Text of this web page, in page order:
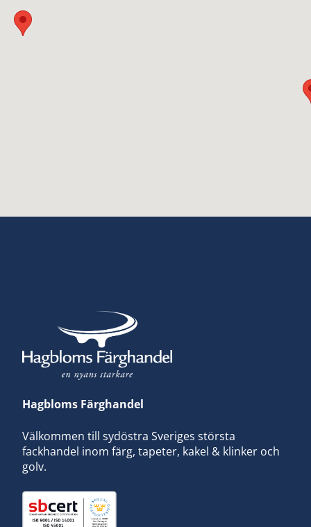
Hagbloms Färghandel
Välkommen till sydöstra Sveriges största
fackhandel inom färg, tapeter, kakel & klinker och
golv.